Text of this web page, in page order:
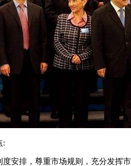
:
安排，尊重市场规则，充分发挥